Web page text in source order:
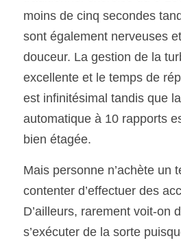
moins de cinq secondes
sont également nerveuses
douceur. La gestion de la
excellente et le temps de
est infinitésimal tandis que
automatique à 10 rapports
bien étagée.
Mais personne n’achète un
contenter d’effectuer des
D’ailleurs, rarement voit-on
s’exécuter de la sorte